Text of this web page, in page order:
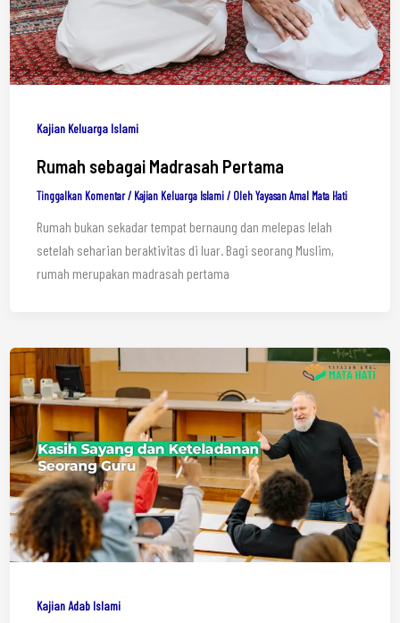
Kajian Keluarga Islami
Rumah sebagai Madrasah Pertama
Tinggalkan Komentar / Kajian Keluarga Islami/ OlehYayasan Amal Mata Hati
Rumah bukan sekadar tempat bernaung dan melepas lelah
setelah seharian beraktivitas di luar. Bagi seorang Muslim,
rumah merupakan madrasah pertama
Kajian Adab Islami